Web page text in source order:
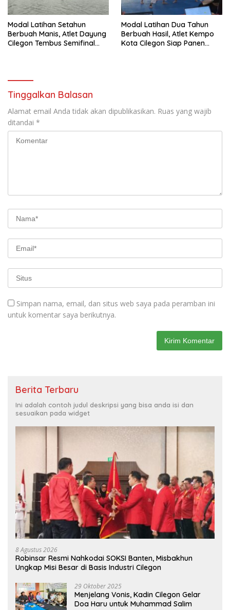
Modal Latihan Setahun
Berbuah Manis, Atlet Dayung
Cilegon Tembus Semifinal
Modal Latihan Dua Tahun
Berbuah Hasil, Atlet Kempo
Kota Cilegon Siap Panen
Tinggalkan Balasan
Alamat email Anda tidak akan dipublikasikan. Ruas yang wajib
ditandai *
Simpan nama, email, dan situs web saya pada peramban ini
untuk komentar saya berikutnya.
Berita Terbaru
Ini adalah contoh judul deskripsi yang bisa anda isi dan
sesuaikan pada widget
8 Agustus 2026
Robinsar Resmi Nahkodai SOKSI Banten, Misbakhun
Ungkap Misi Besar di Basis Industri Cilegon
29 Oktober 2025
Menjelang Vonis, Kadin Cilegon Gelar
Doa Haru untuk Muhammad Salim